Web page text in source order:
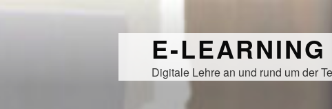
E-
Digitale Lehre an und rund um der